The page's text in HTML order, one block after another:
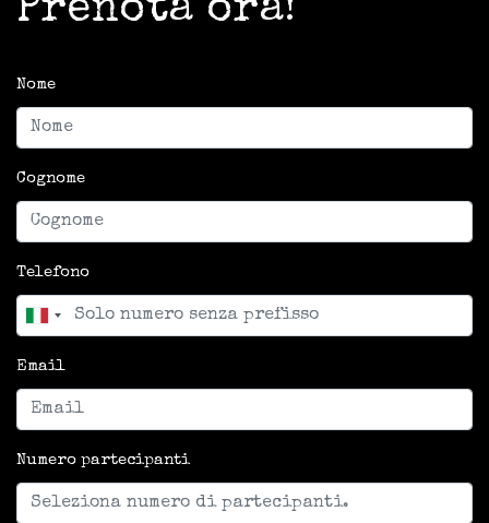
Prenota ora!
Nome
Cognome
Telefono
Email
Numero partecipanti